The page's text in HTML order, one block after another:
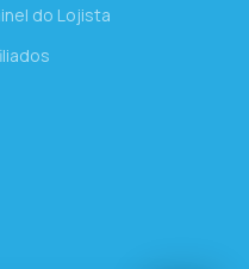
do Lojista